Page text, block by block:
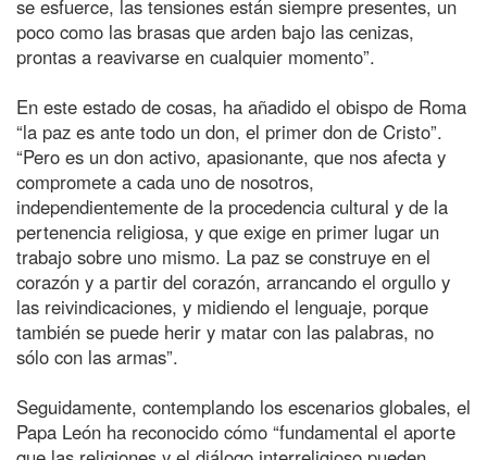
se esfuerce, las tensiones están siempre presentes, un
poco como las brasas que arden bajo las cenizas,
prontas a reavivarse en cualquier momento”.
En este estado de cosas, ha añadido el obispo de Roma
“la paz es ante todo un don, el primer don de Cristo”.
“Pero es un don activo, apasionante, que nos afecta y
compromete a cada uno de nosotros,
independientemente de la procedencia cultural y de la
pertenencia religiosa, y que exige en primer lugar un
trabajo sobre uno mismo. La paz se construye en el
corazón y a partir del corazón, arrancando el orgullo y
las reivindicaciones, y midiendo el lenguaje, porque
también se puede herir y matar con las palabras, no
sólo con las armas”.
Seguidamente, contemplando los escenarios globales, el
Papa León ha reconocido cómo “fundamental el aporte